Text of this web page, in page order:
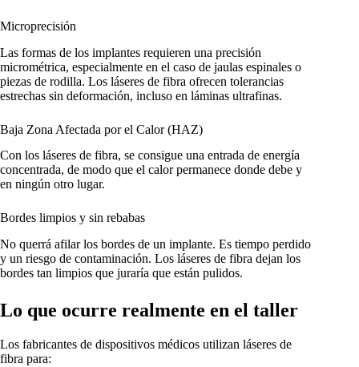
Microprecisión
Las formas de los implantes requieren una precisión
micrométrica, especialmente en el caso de jaulas espinales o
piezas de rodilla. Los láseres de fibra ofrecen tolerancias
estrechas sin deformación, incluso en láminas ultrafinas.
Baja Zona Afectada por el Calor (HAZ)
Con los láseres de fibra, se consigue una entrada de energía
concentrada, de modo que el calor permanece donde debe y
en ningún otro lugar.
Bordes limpios y sin rebabas
No querrá afilar los bordes de un implante. Es tiempo perdido
y un riesgo de contaminación. Los láseres de fibra dejan los
bordes tan limpios que juraría que están pulidos.
Lo que ocurre realmente en el taller
Los fabricantes de dispositivos médicos utilizan láseres de
fibra para: